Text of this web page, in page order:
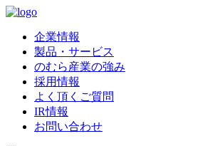
企業情報
製品・サービス
のむら産業の強み
採用情報
よく頂くご質問
IR情報
お問い合わせ